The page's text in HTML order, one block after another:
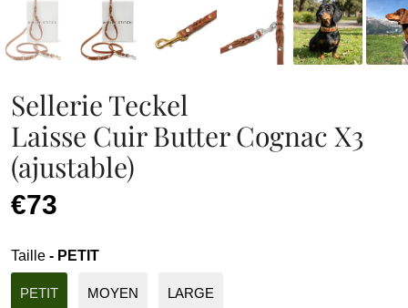
Sellerie Teckel
Laisse Cuir Butter Cognac X3
(ajustable)
€73
Taille - PETIT
PETIT MOYEN LARGE